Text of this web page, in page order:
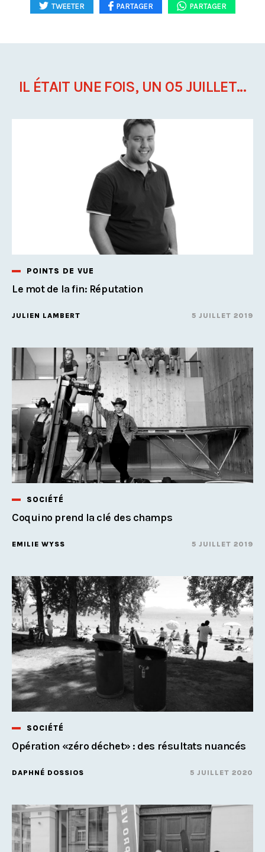
TWEETER PARTAGER PARTAGER
IL ÉTAIT UNE FOIS, UN 05 JUILLET...
POINTS DE VUE
Le mot de la fin: Réputation
JULIEN LAMBERT 5 JUILLET 2019
SOCIÉTÉ
Coquino prend la clé des champs
EMILIE WYSS 5 JUILLET 2019
SOCIÉTÉ
Opération «zéro déchet» : des résultats nuancés
DAPHNÉ DOSSIOS 5 JUILLET 2020